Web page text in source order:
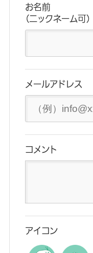
これについて
は、餌となる
ため、秋世代
【補足】 蛹の
越冬する蛹は
が休眠してい
来シーズンに
幼虫の時期：
る場所で育て
も。
蛹の時期：
お名前
（ニックネーム可）
メールアドレス
コメント
アイコン